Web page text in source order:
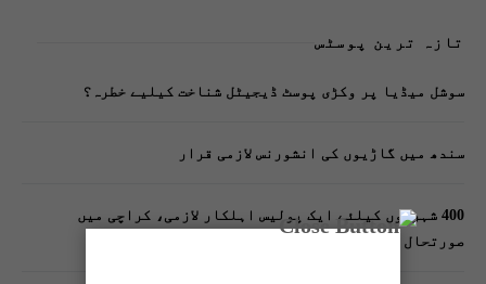
تازہ ترین پوسٹس
سوشل میڈیا پر وکڑی پوسٹ ڈیجیٹل شناخت کیلیے خطرہ؟
سندھ میں گاڑیوں کی انشورنس لازمی قرار
400 شہریوں کیلئے ایک پولیس اہلکار لازمی، کراچی میں
صورتحال کیا ہے؟